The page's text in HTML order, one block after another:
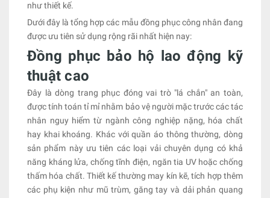
như thiết kế.
Dưới đây là tổng hợp các mẫu đồng phục công nhân đang
được ưu tiên sử dụng rộng rãi nhất hiện nay:
Đồng phục bảo hộ lao động kỹ
thuật cao
Đây là dòng trang phục đóng vai trò "lá chắn" an toàn,
được tính toán tỉ mỉ nhằm bảo vệ người mặc trước các tác
nhân nguy hiểm từ ngành công nghiệp nặng, hóa chất
hay khai khoáng. Khác với quần áo thông thường, dòng
sản phẩm này ưu tiên các loại vải chuyên dụng có khả
năng kháng lửa, chống tĩnh điện, ngăn tia UV hoặc chống
thấm hóa chất. Thiết kế thường may kín kẽ, tích hợp thêm
các phụ kiện như mũ trùm, găng tay và dải phản quang